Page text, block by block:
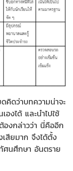
ว่าบทความน่าจะ
งได้ และนำไปใช้
องกล่าวว่า นี่คืออีก
สียมาก จึงได้ตั้ง
ศนศึกษา อันตราย